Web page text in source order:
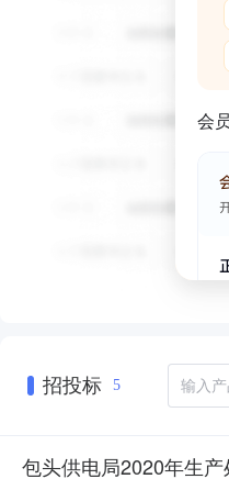
会
招投标 5
包头供电局2020年生